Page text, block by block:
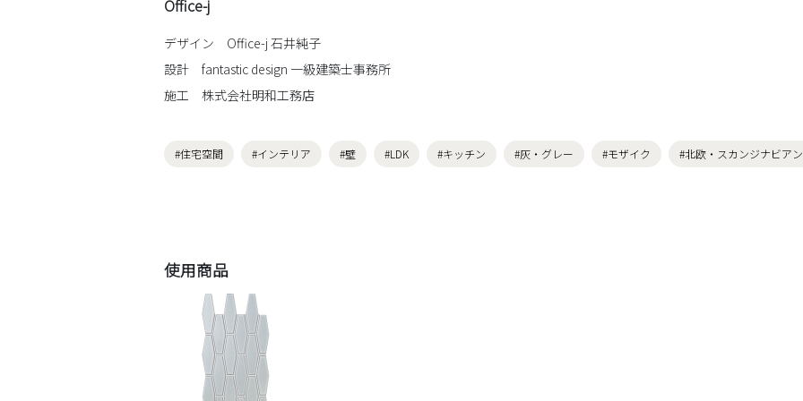
Office-j
デザイン Office-j 石井純子
設計 fantastic design 一級建築士事務所
施工 株式会社明和工務店
#住宅空間 #インテリア #壁 #LDK #キッチン #灰・グレー #モザイク #北欧・スカンジナビアン
使用商品